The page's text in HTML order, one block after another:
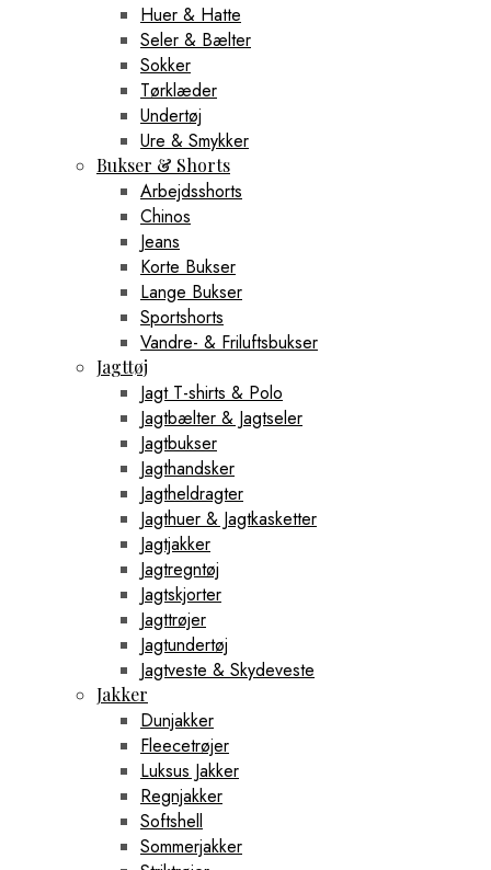
Huer & Hatte
Seler & Bælter
Sokker
Tørklæder
Undertøj
Ure & Smykker
Bukser & Shorts
Arbejdsshorts
Chinos
Jeans
Korte Bukser
Lange Bukser
Sportshorts
Vandre- & Friluftsbukser
Jagttøj
Jagt T-shirts & Polo
Jagtbælter & Jagtseler
Jagtbukser
Jagthandsker
Jagtheldragter
Jagthuer & Jagtkasketter
Jagtjakker
Jagtregntøj
Jagtskjorter
Jagttrøjer
Jagtundertøj
Jagtveste & Skydeveste
Jakker
Dunjakker
Fleecetrøjer
Luksus Jakker
Regnjakker
Softshell
Sommerjakker